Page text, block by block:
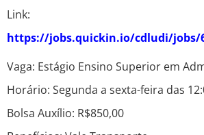
Link:
https://jobs.quickin.io/cdludi/jobs/
Vaga: Estágio Ensino Superior em
Horário: Segunda a sexta-feira das
Bolsa Auxílio: R$850,00